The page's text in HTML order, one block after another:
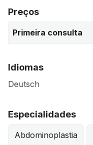
Preços
Primeira consulta
Idiomas
Deutsch
Especialidades
Abdominoplastia